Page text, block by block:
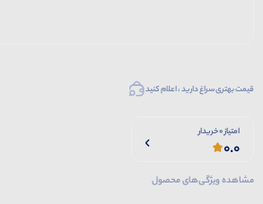
قیمت بهتری سراغ دارید ، اعلام کنید
امتیاز 0 خریدار
0.0
مشاهده ویژگی‌های محصول